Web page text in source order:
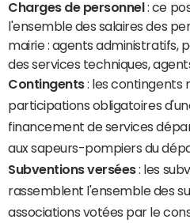
Charges de personnel : ce
l'ensemble des salaires des
mairie : agents administratifs,
des services techniques,
Contingents: les contingents
participations obligatoires
financement de services
aux sapeurs-pompiers du
Subventions versées: les
rassemblent l'ensemble des
associations votées par le